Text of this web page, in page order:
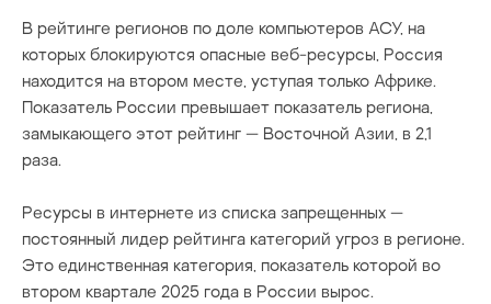
В рейтинге регионов по доле компьютеров АСУ, на
которых блокируются опасные веб-ресурсы, Россия
находится на втором месте, уступая только Африке.
Показатель России превышает показатель региона,
замыкающего этот рейтинг — Восточной Азии, в 2,1
раза.
Ресурсы в интернете из списка запрещенных —
постоянный лидер рейтинга категорий угроз в регионе.
Это единственная категория, показатель которой во
втором квартале 2025 года в России вырос.